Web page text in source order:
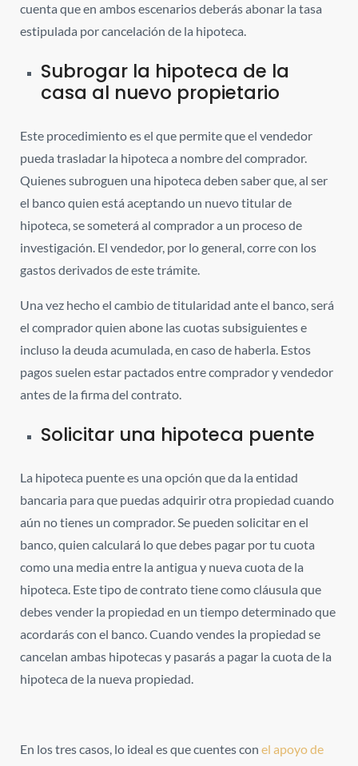
cuenta que en ambos escenarios deberás abonar la tasa
estipulada por cancelación de la hipoteca.
Subrogar la hipoteca de la
casa al nuevo propietario
Este procedimiento es el que permite que el vendedor
pueda trasladar la hipoteca a nombre del comprador.
Quienes subroguen una hipoteca deben saber que, al ser
el banco quien está aceptando un nuevo titular de
hipoteca, se someterá al comprador a un proceso de
investigación. El vendedor, por lo general, corre con los
gastos derivados de este trámite.
Una vez hecho el cambio de titularidad ante el banco, será
el comprador quien abone las cuotas subsiguientes e
incluso la deuda acumulada, en caso de haberla. Estos
pagos suelen estar pactados entre comprador y vendedor
antes de la firma del contrato.
Solicitar una hipoteca puente
La hipoteca puente es una opción que da la entidad
bancaria para que puedas adquirir otra propiedad cuando
aún no tienes un comprador. Se pueden solicitar en el
banco, quien calculará lo que debes pagar por tu cuota
como una media entre la antigua y nueva cuota de la
hipoteca. Este tipo de contrato tiene como cláusula que
debes vender la propiedad en un tiempo determinado que
acordarás con el banco. Cuando vendes la propiedad se
cancelan ambas hipotecas y pasarás a pagar la cuota de la
hipoteca de la nueva propiedad.
En los tres casos, lo ideal es que cuentes conel apoyo de